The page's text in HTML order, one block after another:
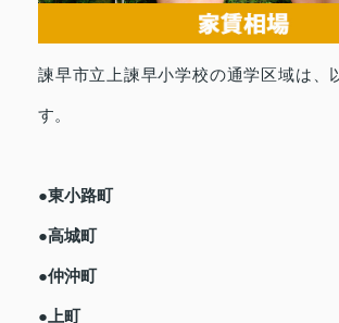
諫早市立上諫早小学校の通学区域は、
す。
●東小路町
●高城町
●仲沖町
●上町